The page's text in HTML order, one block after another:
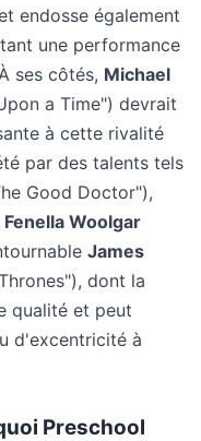
endosse également
une performance
ses côtés, Michael
a Time") devrait
à cette rivalité
par des talents tels
Good Doctor"),
Fenella Woolgar
James
dont la
qualité et peut
d'excentricité à
Preschool